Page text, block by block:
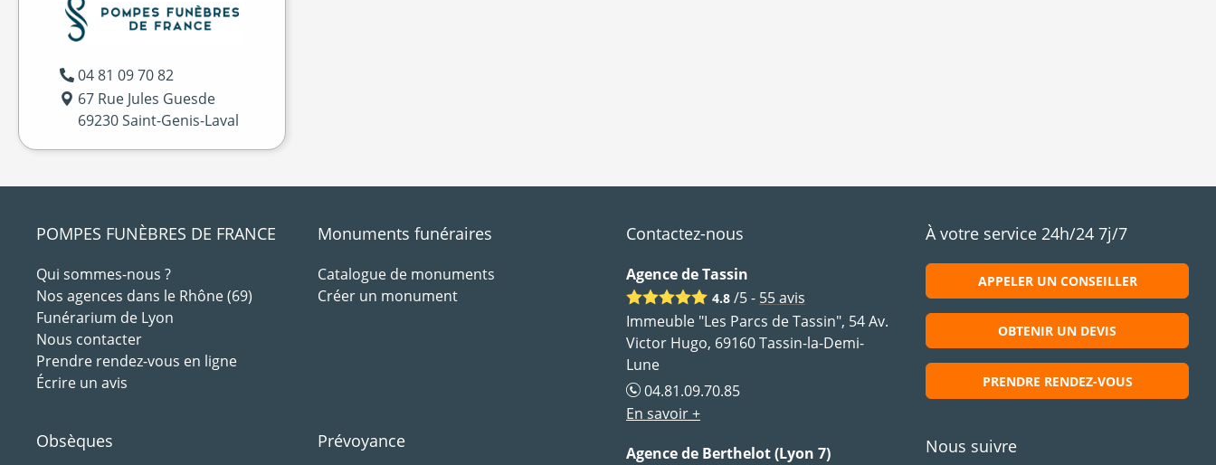
04 81 09 70 82
67 Rue Jules Guesde
69230 Saint-Genis-Laval
POMPES FUNÈBRES DE FRANCE
Qui sommes-nous ?
Nos agences dans le Rhône (69)
Funérarium de Lyon
Nous contacter
Prendre rendez-vous en ligne
Écrire un avis
Monuments funéraires
Catalogue de monuments
Créer un monument
Obsèques Prévoyance
Contactez-nous
Agence de Tassin
4.8 /5 - 55avis
Immeuble "Les Parcs de Tassin", 54 Av.
Victor Hugo, 69160 Tassin-la-Demi-
Lune
04.81.09.70.85
En savoir +
Agence de Berthelot (Lyon 7)
À votre service 24h/24 7j/7
APPELER UN CONSEILLER
OBTENIR UN DEVIS
PRENDRE RENDEZ-VOUS
Nous suivre